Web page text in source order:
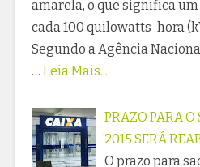
amarela, o que significa um
cada 100 quilowatts-hora
Segundo a Agência
… Leia Mais...
PRAZO PARA O
2015 SERÁ
O prazo para